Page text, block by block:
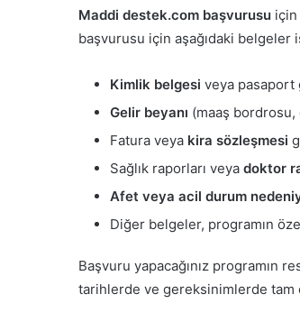
Maddi destek.com başvurusu için
başvurusu için aşağıdaki belgeler
Kimlik belgesi veya pasaport
Gelir beyanı (maaş
Fatura veya kira sözleşmesi
Sağlık raporları veya doktor
Afet veya acil durum
Diğer belgeler, programın
Başvuru yapacağınız programın
tarihlerde ve gereksinimlerde tam